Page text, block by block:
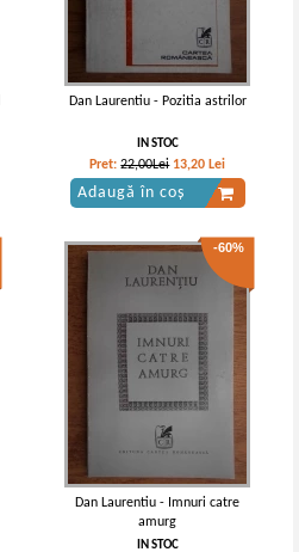
Dan Laurentiu - Pozitia astrilor
IN STOC
Pret:22,00Lei 13,20 Lei
Adaugă în coș
-60%
Dan Laurentiu - Imnuri catre
amurg
IN STOC